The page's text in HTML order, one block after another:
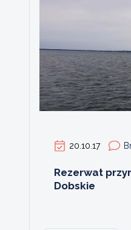
20.10.17
Rezerwat
Dobskie